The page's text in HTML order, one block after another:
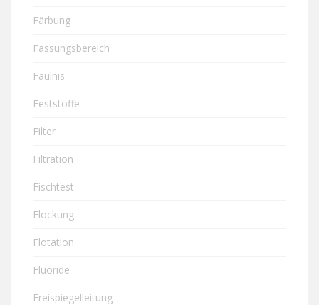
Färbung
Fassungsbereich
Fäulnis
Feststoffe
Filter
Filtration
Fischtest
Flockung
Flotation
Fluoride
Freispiegelleitung